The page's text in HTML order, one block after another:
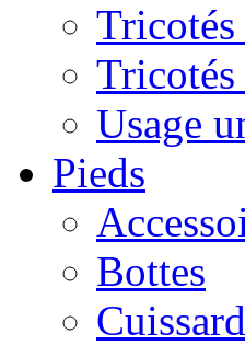
Usage
Pieds
Bottes